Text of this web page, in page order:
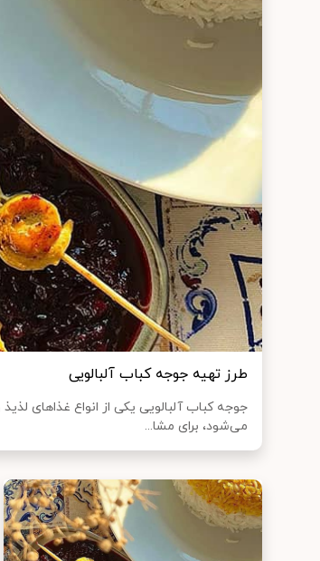
طرز تهیه جوجه کباب آلبالویی
جوجه کباب آلبالویی یکی از انواع غذاهای
می‌شود، برای مشا...